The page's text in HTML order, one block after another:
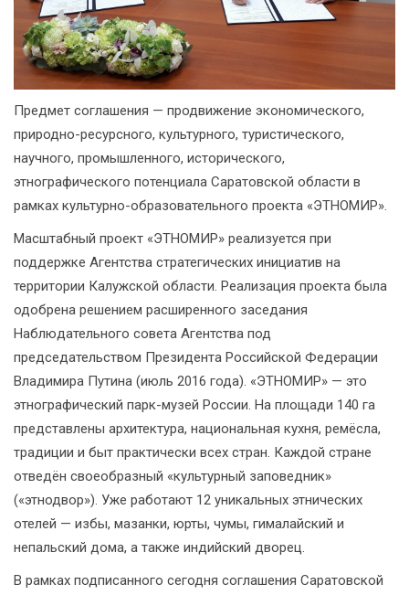
Предмет соглашения — продвижение экономического,
природно-ресурсного, культурного, туристического,
научного, промышленного, исторического,
этнографического потенциала Саратовской области в
рамках культурно-образовательного проекта «ЭТНОМИР».
Масштабный проект «ЭТНОМИР» реализуется при
поддержке Агентства стратегических инициатив на
территории Калужской области. Реализация проекта была
одобрена решением расширенного заседания
Наблюдательного совета Агентства под
председательством Президента Российской Федерации
Владимира Путина (июль 2016 года). «ЭТНОМИР» — это
этнографический парк-музей России. На площади 140 га
представлены архитектура, национальная кухня, ремёсла,
традиции и быт практически всех стран. Каждой стране
отведён своеобразный «культурный заповедник»
(«этнодвор»). Уже работают 12 уникальных этнических
отелей — избы, мазанки, юрты, чумы, гималайский и
непальский дома, а также индийский дворец.
В рамках подписанного сегодня соглашения Саратовской